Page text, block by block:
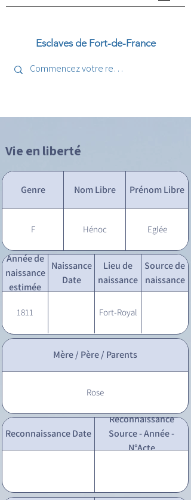
Esclaves de Fort-de-France
Vie en liberté
Genre Nom Libre Prénom Libre
F Hénoc Eglée
Année de
naissance
estimée
Naissance
Date
Lieu de
naissance
Source de
naissance
1811 Fort-Royal
Mère / Père / Parents
Rose
Reconnaissance Date
Reconnaissance
Source - Année -
N°Acte